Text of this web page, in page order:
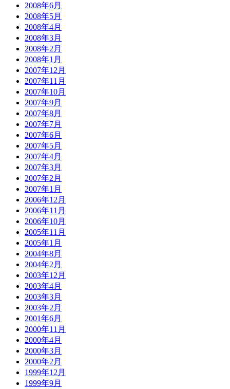
2008年6月
2008年5月
2008年4月
2008年3月
2008年2月
2008年1月
2007年12月
2007年11月
2007年10月
2007年9月
2007年8月
2007年7月
2007年6月
2007年5月
2007年4月
2007年3月
2007年2月
2007年1月
2006年12月
2006年11月
2006年10月
2005年11月
2005年1月
2004年8月
2004年2月
2003年12月
2003年4月
2003年3月
2003年2月
2001年6月
2000年11月
2000年4月
2000年3月
2000年2月
1999年12月
1999年9月